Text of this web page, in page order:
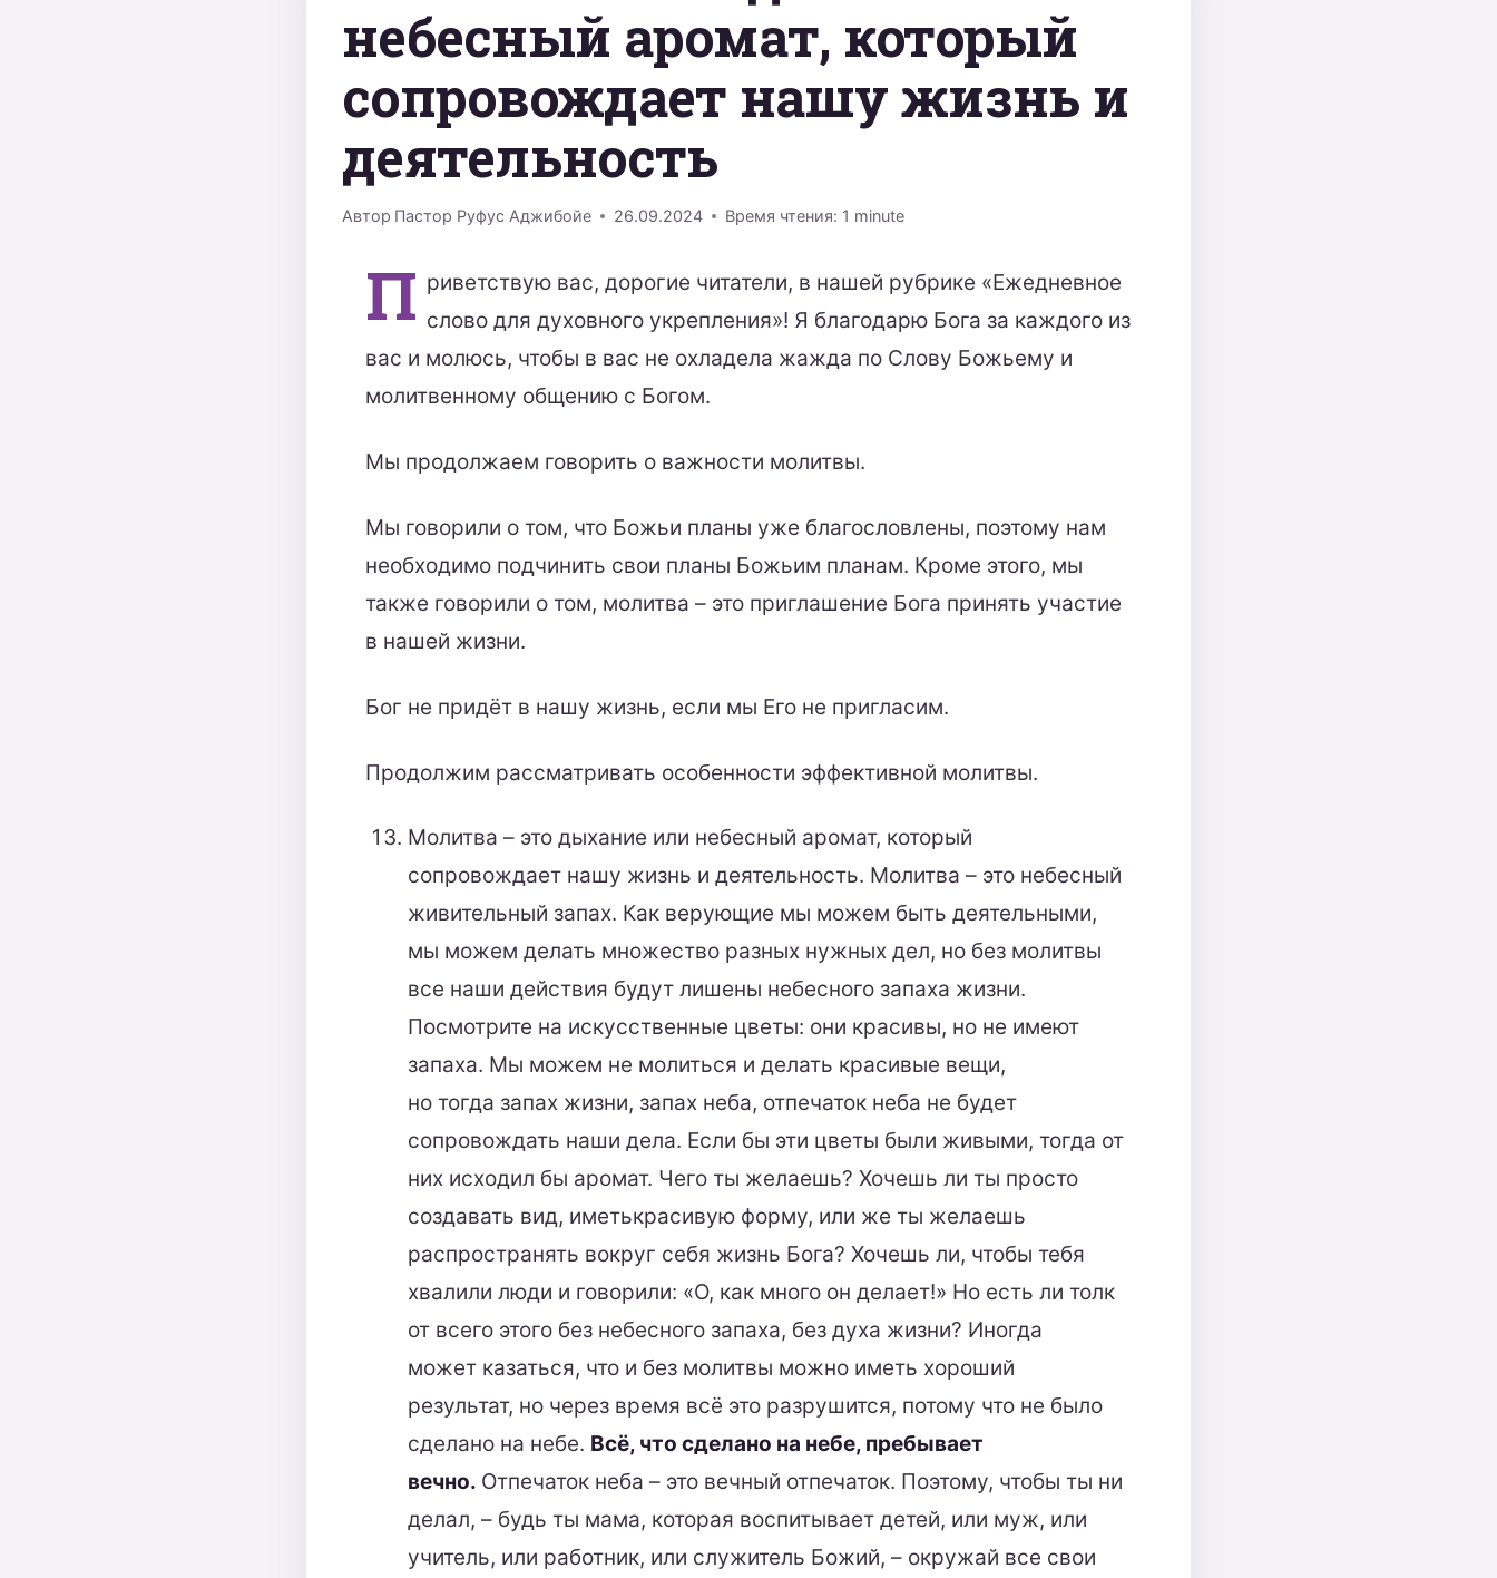
небесный аромат, который
сопровождает нашу жизнь и
деятельность
Автор Пастор Руфус Аджибойе 26.09.2024 Время чтения: 1 minute
П риветствую вас, дорогие читатели, в нашей рубрике «Ежедневное
слово для духовного укрепления»! Я благодарю Бога за каждого из
вас и молюсь, чтобы в вас не охладела жажда по Слову Божьему и
молитвенному общению с Богом.
Мы продолжаем говорить о важности молитвы.
Мы говорили о том, что Божьи планы уже благословлены, поэтому нам
необходимо подчинить свои планы Божьим планам. Кроме этого, мы
также говорили о том, молитва – это приглашение Бога принять участие
в нашей жизни.
Бог не придёт в нашу жизнь, если мы Его не пригласим.
Продолжим рассматривать особенности эффективной молитвы.
Молитва – это дыхание или небесный аромат, который
сопровождает нашу жизнь и деятельность. Молитва – это небесный
живительный запах. Как верующие мы можем быть деятельными,
мы можем делать множество разных нужных дел, но без молитвы
все наши действия будут лишены небесного запаха жизни.
Посмотрите на искусственные цветы: они красивы, но не имеют
запаха. Мы можем не молиться и делать красивые вещи,
но тогда запах жизни, запах неба, отпечаток неба не будет
сопровождать наши дела. Если бы эти цветы были живыми, тогда от
них исходил бы аромат. Чего ты желаешь? Хочешь ли ты просто
создавать вид, иметькрасивую форму, или же ты желаешь
распространять вокруг себя жизнь Бога? Хочешь ли, чтобы тебя
хвалили люди и говорили: «О, как много он делает!» Но есть ли толк
от всего этого без небесного запаха, без духа жизни? Иногда
может казаться, что и без молитвы можно иметь хороший
результат, но через время всё это разрушится, потому что не было
сделано на небе. Всё, что сделано на небе, пребывает
вечно. Отпечаток неба – это вечный отпечаток. Поэтому, чтобы ты ни
делал, – будь ты мама, которая воспитывает детей, или муж, или
учитель, или работник, или служитель Божий, – окружай все свои